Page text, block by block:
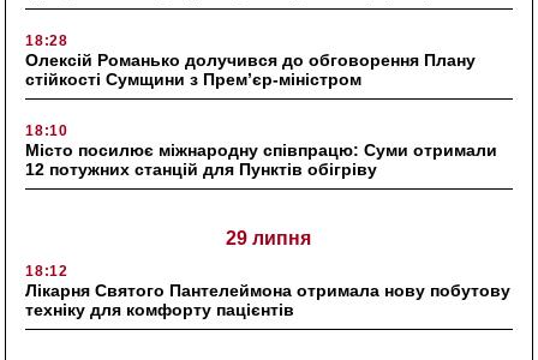
18:28
Олексій Романько долучився до обговорення Плану
стійкості Сумщини з Прем’єр-міністром
18:10
Місто посилює міжнародну співпрацю: Суми отримали
12 потужних станцій для Пунктів обігріву
29 липня
18:12
Лікарня Святого Пантелеймона отримала нову побутову
техніку для комфорту пацієнтів